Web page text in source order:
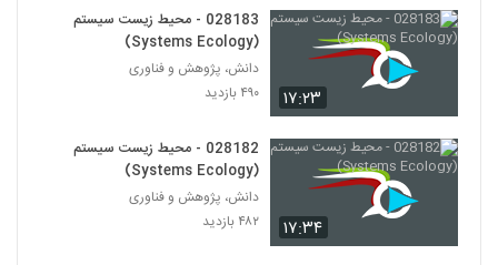
028205 - اقتصاد پیچیده (Complexity
Economics)
195
Economics)
196
Economics)
۱۷:۲۳
028183 - محیط زیست سیستم
(Systems Ecology)
دانش، پژوهش و فناوری
۴۹۰ بازدید
۱۷:۳۴
028182 - محیط زیست سیستم
(Systems Ecology)
دانش، پژوهش و فناوری
۴۸۲ بازدید